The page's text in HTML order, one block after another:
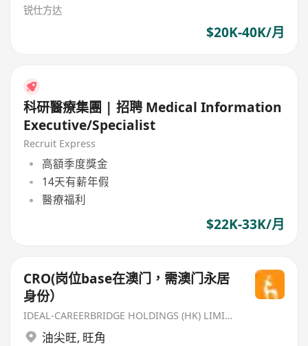
锐仕方达
$20K-40K/月
科研醫療集團 | 招聘 Medical Information
Executive/Specialist
Recruit Express
高額季度獎金
14天有薪年假
醫療福利
$22K-33K/月
CRO(岗位base在澳门，需澳门永居
身份）
IDEAL-CAREERBRIDGE HOLDINGS (HK) LIMITED
油尖旺, 旺角